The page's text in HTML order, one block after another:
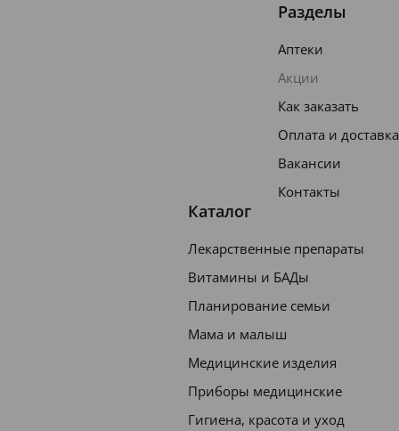
Разделы
Аптеки
Акции
Как заказать
Оплата и доставка
Вакансии
Контакты
Каталог
Лекарственные препараты
Витамины и БАДы
Планирование семьи
Мама и малыш
Медицинские изделия
Приборы медицинские
Гигиена, красота и уход